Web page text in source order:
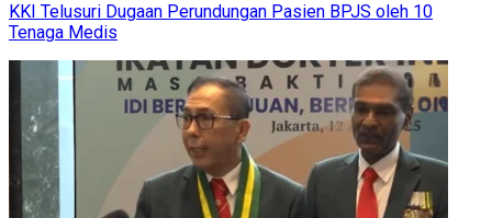
KKI Telusuri Dugaan Perundungan Pasien BPJS oleh 10
Tenaga Medis